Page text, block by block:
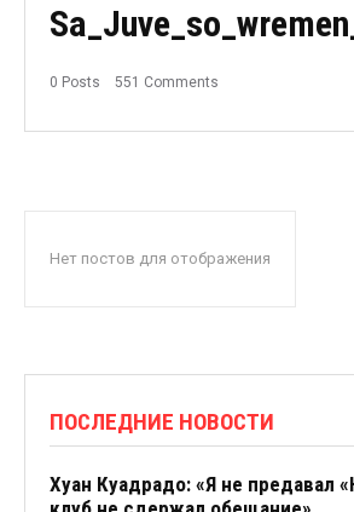
0 Posts 551 Comments
Нет постов для отображения
ПОСЛЕДНИЕ НОВОСТИ
Хуан Куадрадо: «Я не предавал